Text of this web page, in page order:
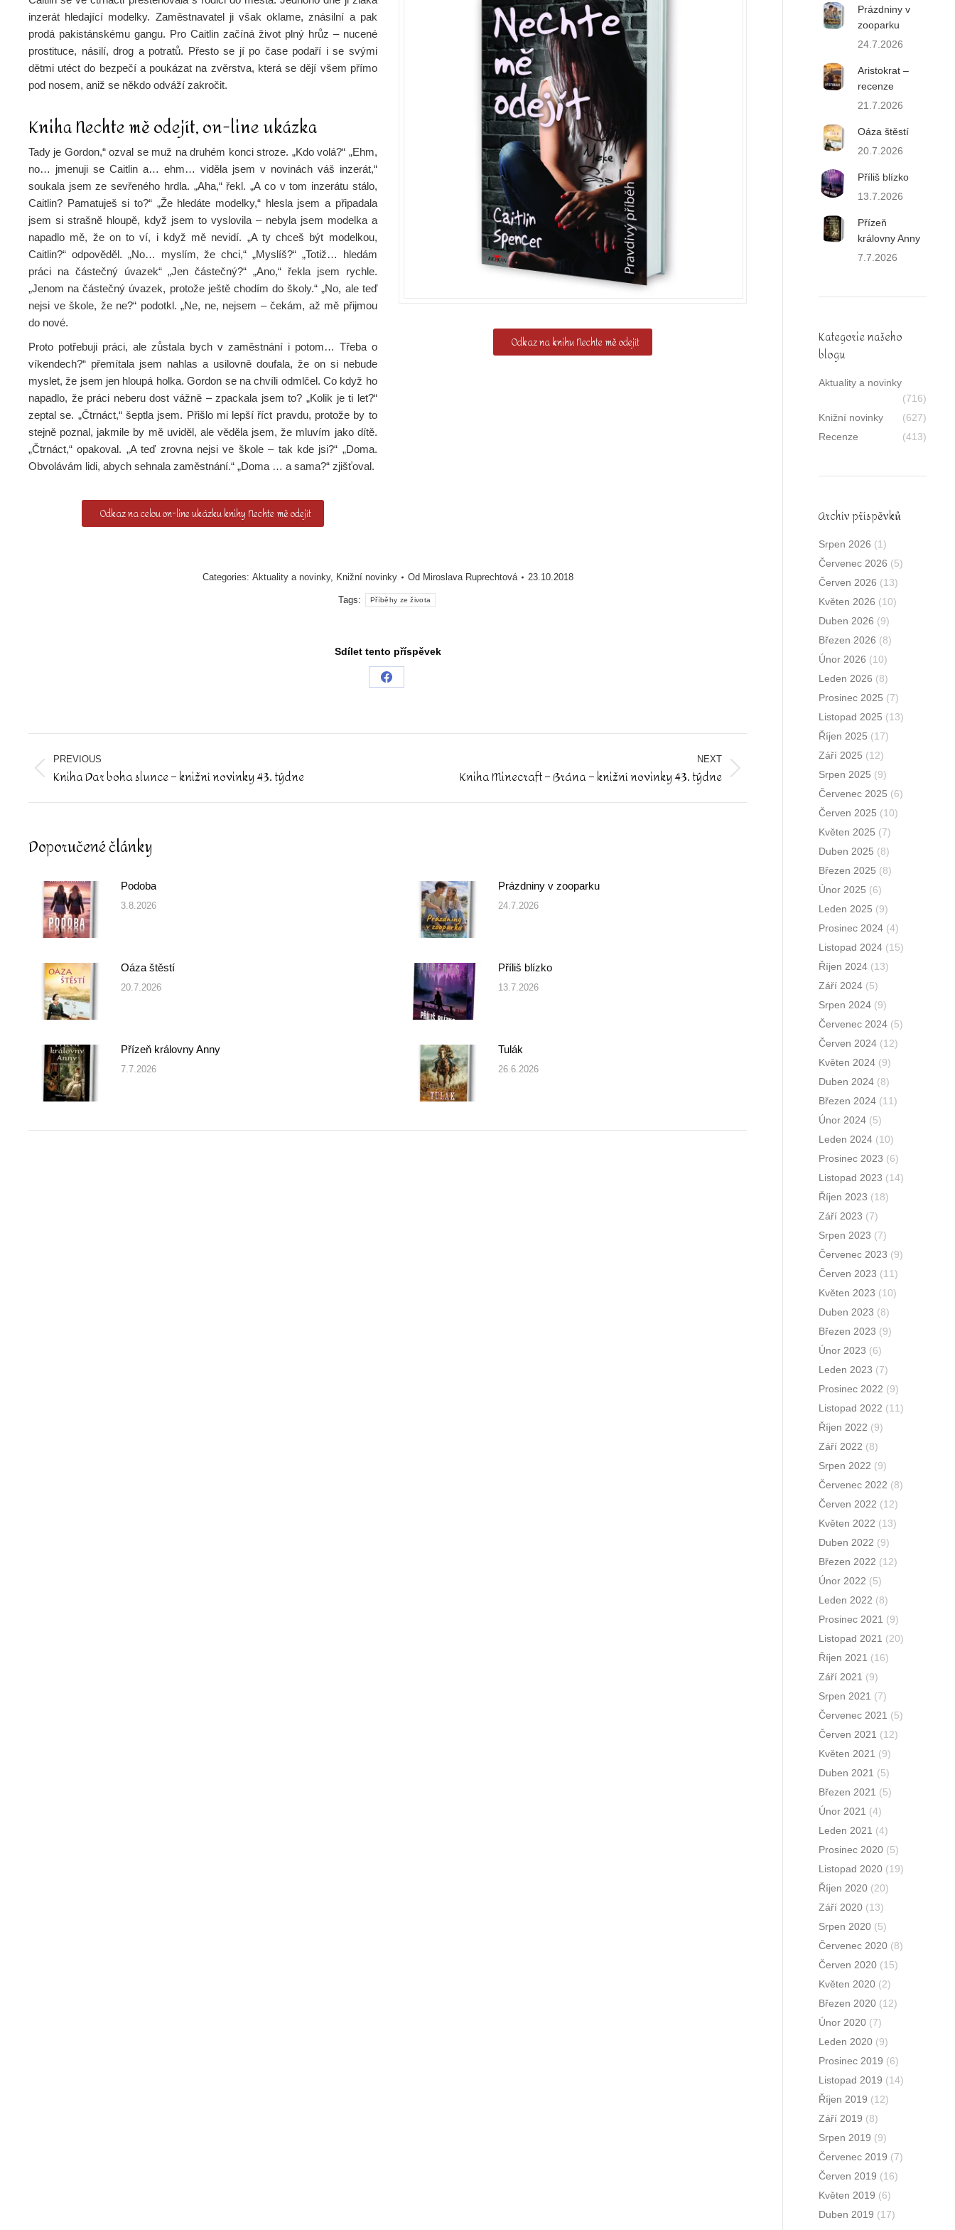
inzerát hledající modelky. Zaměstnavatel ji však oklame, znásilní a pak
prodá pakistánskému gangu. Pro Caitlin začíná život plný hrůz – nucené
prostituce, násilí, drog a potratů. Přesto se jí po čase podaří i se svými
dětmi utéct do bezpečí a poukázat na zvěrstva, která se dějí všem přímo
pod nosem, aniž se někdo odváží zakročit.
Kniha Nechte mě odejít, on-line ukázka
Tady je Gordon,“ ozval se muž na druhém konci stroze. „Kdo volá?“ „Ehm,
no… jmenuji se Caitlin a… ehm… viděla jsem v novinách váš inzerát,“
soukala jsem ze sevřeného hrdla. „Aha,“ řekl. „A co v tom inzerátu stálo,
Caitlin? Pamatuješ si to?“ „Že hledáte modelky,“ hlesla jsem a připadala
jsem si strašně hloupě, když jsem to vyslovila – nebyla jsem modelka a
napadlo mě, že on to ví, i když mě nevidí. „A ty chceš být modelkou,
Caitlin?“ odpověděl. „No… myslím, že chci,“ „Myslíš?“ „Totiž… hledám
práci na částečný úvazek“ „Jen částečný?“ „Ano,“ řekla jsem rychle.
„Jenom na částečný úvazek, protože ještě chodím do školy.“ „No, ale teď
nejsi ve škole, že ne?“ podotkl. „Ne, ne, nejsem – čekám, až mě přijmou
do nové.
Proto potřebuji práci, ale zůstala bych v zaměstnání i potom… Třeba o
víkendech?“ přemítala jsem nahlas a usilovně doufala, že on si nebude
myslet, že jsem jen hloupá holka. Gordon se na chvíli odmlčel. Co když ho
napadlo, že práci neberu dost vážně – zpackala jsem to? „Kolik je ti let?“
zeptal se. „Čtrnáct,“ šeptla jsem. Přišlo mi lepší říct pravdu, protože by to
stejně poznal, jakmile by mě uviděl, ale věděla jsem, že mluvím jako dítě.
„Čtrnáct,“ opakoval. „A teď zrovna nejsi ve škole – tak kde jsi?“ „Doma.
Obvolávám lidi, abych sehnala zaměstnání.“ „Doma … a sama?“ zjišťoval.
Odkaz na celou on-line ukázku knihy Nechte mě odejít
Odkaz na knihu Nechte mě odejít
Categories: Aktuality a novinky, Knižní novinky Od Miroslava Ruprechtová 23.10.2018
Tags: Příběhy ze života
Sdílet tento příspěvek
Share
Post
navigation
PREVIOUS
Previous
Kniha Dar boha slunce – knižní novinky 43. týdne
NEXT
Kniha Minecraft – Brána – knižní novinky 43. týdne
Doporučené články
Podoba
3.8.2026
Prázdniny v zooparku
24.7.2026
Oáza štěstí
20.7.2026
Příliš blízko
13.7.2026
Přízeň královny Anny
7.7.2026
Tulák
26.6.2026
Prázdniny v
zooparku
24.7.2026
Aristokrat –
recenze
21.7.2026
Oáza štěstí
20.7.2026
Příliš blízko
13.7.2026
Přízeň
královny Anny
7.7.2026
Kategorie našeho
blogu
Aktuality a novinky
(716)
Knižní novinky
(627)
Recenze
(413)
Archív příspěvků
Srpen 2026 (1)
Červenec 2026 (5)
Červen 2026 (13)
Květen 2026 (10)
Duben 2026 (9)
Březen 2026 (8)
Únor 2026 (10)
Leden 2026 (8)
Prosinec 2025 (7)
Listopad 2025 (13)
Říjen 2025 (17)
Září 2025 (12)
Srpen 2025 (9)
Červenec 2025 (6)
Červen 2025 (10)
Květen 2025 (7)
Duben 2025 (8)
Březen 2025 (8)
Únor 2025 (6)
Leden 2025 (9)
Prosinec 2024 (4)
Listopad 2024 (15)
Říjen 2024 (13)
Září 2024 (5)
Srpen 2024 (9)
Červenec 2024 (5)
Červen 2024 (12)
Květen 2024 (9)
Duben 2024 (8)
Březen 2024 (11)
Únor 2024 (5)
Leden 2024 (10)
Prosinec 2023 (6)
Listopad 2023 (14)
Říjen 2023 (18)
Září 2023 (7)
Srpen 2023 (7)
Červenec 2023 (9)
Červen 2023 (11)
Květen 2023 (10)
Duben 2023 (8)
Březen 2023 (9)
Únor 2023 (6)
Leden 2023 (7)
Prosinec 2022 (9)
Listopad 2022 (11)
Říjen 2022 (9)
Září 2022 (8)
Srpen 2022 (9)
Červenec 2022 (8)
Červen 2022 (12)
Květen 2022 (13)
Duben 2022 (9)
Březen 2022 (12)
Únor 2022 (5)
Leden 2022 (8)
Prosinec 2021 (9)
Listopad 2021 (20)
Říjen 2021 (16)
Září 2021 (9)
Srpen 2021 (7)
Červenec 2021 (5)
Červen 2021 (12)
Květen 2021 (9)
Duben 2021 (5)
Březen 2021 (5)
Únor 2021 (4)
Leden 2021 (4)
Prosinec 2020 (5)
Listopad 2020 (19)
Říjen 2020 (20)
Září 2020 (13)
Srpen 2020 (5)
Červenec 2020 (8)
Červen 2020 (15)
Květen 2020 (2)
Březen 2020 (12)
Únor 2020 (7)
Leden 2020 (9)
Prosinec 2019 (6)
Listopad 2019 (14)
Říjen 2019 (12)
Září 2019 (8)
Srpen 2019 (9)
Červenec 2019 (7)
Červen 2019 (16)
Květen 2019 (6)
Duben 2019 (17)